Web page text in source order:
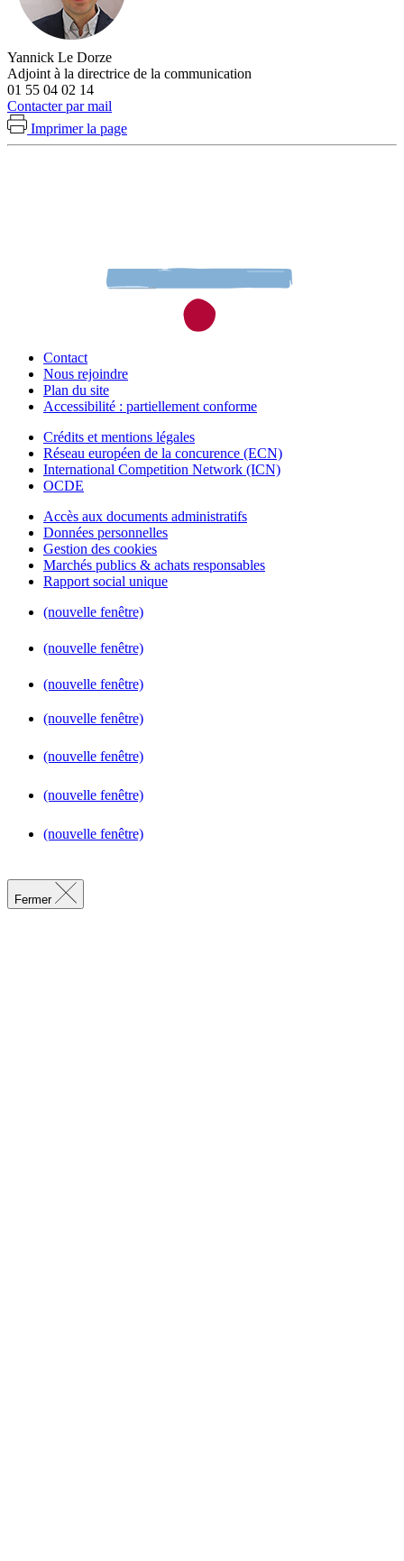
Yannick Le Dorze
Adjoint à la directrice de la communication
01 55 04 02 14
Contacter par mail
Imprimer la page
Contact
Nous rejoindre
Plan du site
Accessibilité : partiellement conforme
Crédits et mentions légales
Réseau européen de la concurence (ECN)
International Competition Network (ICN)
OCDE
Accès aux documents administratifs
Données personnelles
Gestion des cookies
Marchés publics & achats responsables
Rapport social unique
(nouvelle fenêtre)
(nouvelle fenêtre)
(nouvelle fenêtre)
(nouvelle fenêtre)
(nouvelle fenêtre)
(nouvelle fenêtre)
(nouvelle fenêtre)
Fermer